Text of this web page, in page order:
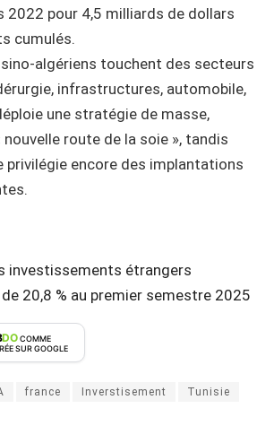
2022 pour 4,5 milliards de dollars
cumulés.
algériens touchent des secteurs
infrastructures, automobile,
une stratégie de masse,
nouvelle route de la soie », tandis
privilégie encore des implantations
investissements étrangers
20,8 % au premier semestre 2025
DOCOMME
SUR GOOGLE
france Inverstisement Tunisie